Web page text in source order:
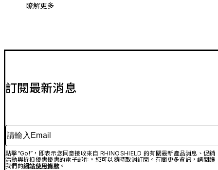
瞭解更多
訂閱最新消息
請輸入Email
點擊“Go!”，即表示您同意接收來自 RHINOSHIELD 的有關最新產品消息、促銷
活動與折扣優惠優惠的電子郵件。您可以隨時取消訂閱。有關更多資訊，請閱讀
我們的網站使用條款。